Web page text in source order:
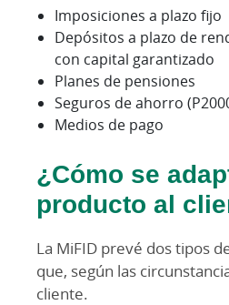
Imposiciones a plazo fijo
Depósitos a plazo de
con capital garantizado
Planes de pensiones
Seguros de ahorro
Medios de pago
¿Cómo se
producto al
La MiFID prevé dos tipos
que, según las
cliente.